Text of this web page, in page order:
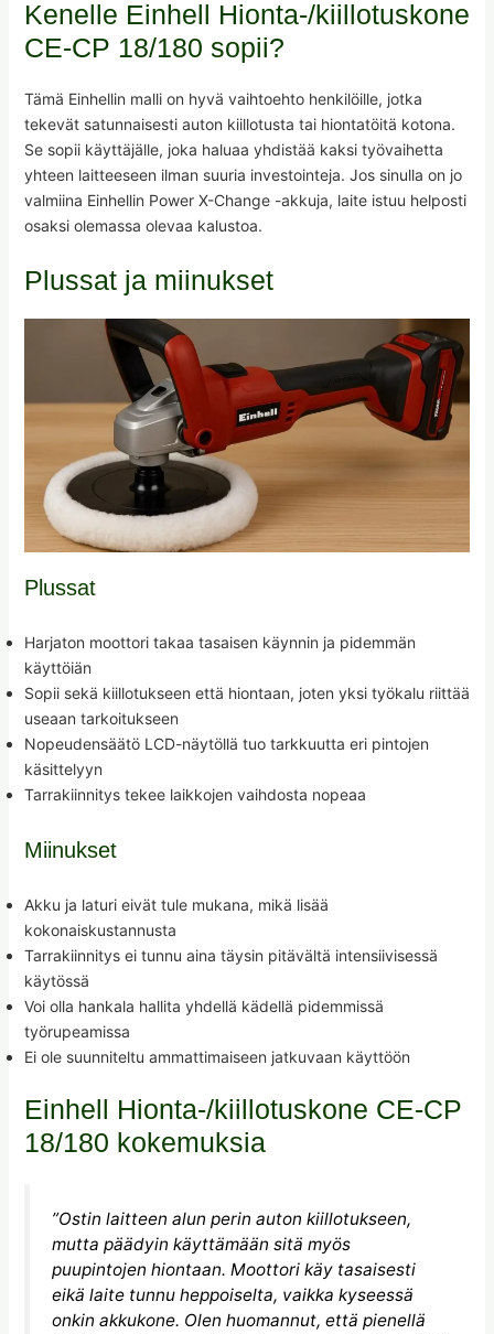
Kenelle Einhell Hionta-/kiillotuskone
CE-CP 18/180 sopii?
Tämä Einhellin malli on hyvä vaihtoehto henkilöille, jotka
tekevät satunnaisesti auton kiillotusta tai hiontatöitä kotona.
Se sopii käyttäjälle, joka haluaa yhdistää kaksi työvaihetta
yhteen laitteeseen ilman suuria investointeja. Jos sinulla on jo
valmiina Einhellin Power X-Change -akkuja, laite istuu helposti
osaksi olemassa olevaa kalustoa.
Plussat ja miinukset
Plussat
Harjaton moottori takaa tasaisen käynnin ja pidemmän
käyttöiän
Sopii sekä kiillotukseen että hiontaan, joten yksi työkalu riittää
useaan tarkoitukseen
Nopeudensäätö LCD-näytöllä tuo tarkkuutta eri pintojen
käsittelyyn
Tarrakiinnitys tekee laikkojen vaihdosta nopeaa
Miinukset
Akku ja laturi eivät tule mukana, mikä lisää
kokonaiskustannusta
Tarrakiinnitys ei tunnu aina täysin pitävältä intensiivisessä
käytössä
Voi olla hankala hallita yhdellä kädellä pidemmissä
työrupeamissa
Ei ole suunniteltu ammattimaiseen jatkuvaan käyttöön
Einhell Hionta-/kiillotuskone CE-CP
18/180 kokemuksia
”Ostin laitteen alun perin auton kiillotukseen,
mutta päädyin käyttämään sitä myös
puupintojen hiontaan. Moottori käy tasaisesti
eikä laite tunnu heppoiselta, vaikka kyseessä
onkin akkukone. Olen huomannut, että pienellä